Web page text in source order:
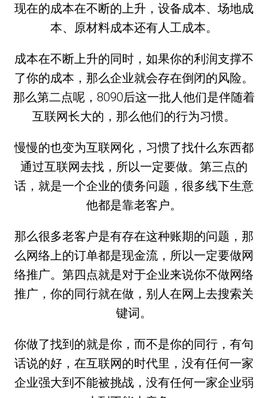
现在的成本在不断的上升，设备成本、场地成
本、原材料成本还有人工成本。
成本在不断上升的同时，如果你的利润支撑不
了你的成本，那么企业就会存在倒闭的风险。
那么第二点呢，8090后这一批人他们是伴随着
互联网长大的，那么他们的行为习惯。
慢慢的也变为互联网化，习惯了找什么东西都
通过互联网去找，所以一定要做。第三点的
话，就是一个企业的债务问题，很多线下生意
他都是靠老客户。
那么很多老客户是有存在这种账期的问题，那
么网络上的订单都是现金流，所以一定要做网
络推广。第四点就是对于企业来说你不做网络
推广，你的同行就在做，别人在网上去搜索关
键词。
你做了找到的就是你，而不是你的同行，有句
话说的好，在互联网的时代里，没有任何一家
企业强大到不能被挑战，没有任何一家企业弱